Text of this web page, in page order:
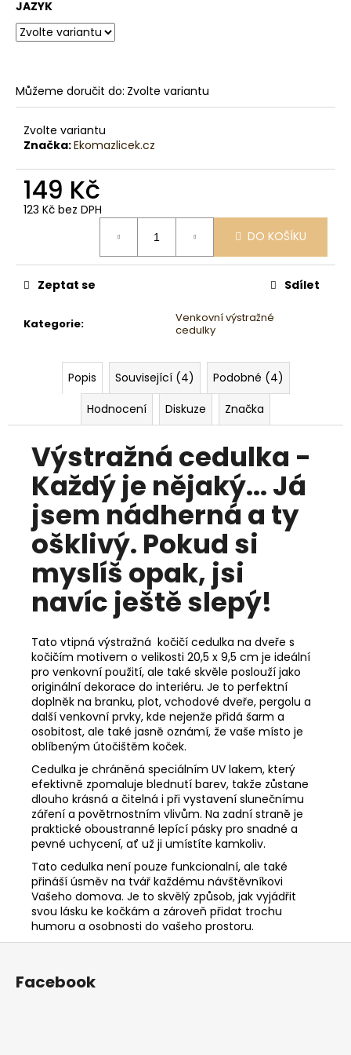
JAZYK
Můžeme doručit do: Zvolte variantu
Zvolte variantu
Značka:Ekomazlicek.cz
149 Kč
123 Kč bez DPH
DO KOŠÍKU
Kategorie:
Venkovní výstražné
cedulky
Zeptat se Sdílet
Popis Související (4)
Podobné (4)
Hodnocení
Diskuze Značka
Výstražná cedulka -
Každý je nějaký... Já
jsem nádherná a ty
ošklivý. Pokud si
myslíš opak, jsi
navíc ještě slepý!
Tato vtipná výstražná kočičí cedulka na dveře s
kočičím motivem o velikosti 20,5 x 9,5 cm je ideální
pro venkovní použití, ale také skvěle poslouží jako
originální dekorace do interiéru. Je to perfektní
doplněk na branku, plot, vchodové dveře, pergolu a
další venkovní prvky, kde nejenže přidá šarm a
osobitost, ale také jasně oznámí, že vaše místo je
oblíbeným útočištěm koček.
Cedulka je chráněná speciálním UV lakem, který
efektivně zpomaluje blednutí barev, takže zůstane
dlouho krásná a čitelná i při vystavení slunečnímu
záření a povětrnostním vlivům. Na zadní straně je
praktické oboustranné lepící pásky pro snadné a
pevné uchycení, ať už ji umístíte kamkoliv.
Tato cedulka není pouze funkcionalní, ale také
přináší úsměv na tvář každému návštěvníkovi
Vašeho domova. Je to skvělý způsob, jak vyjádřit
svou lásku ke kočkám a zároveň přidat trochu
humoru a osobnosti do vašeho prostoru.
u
j
e
Facebook